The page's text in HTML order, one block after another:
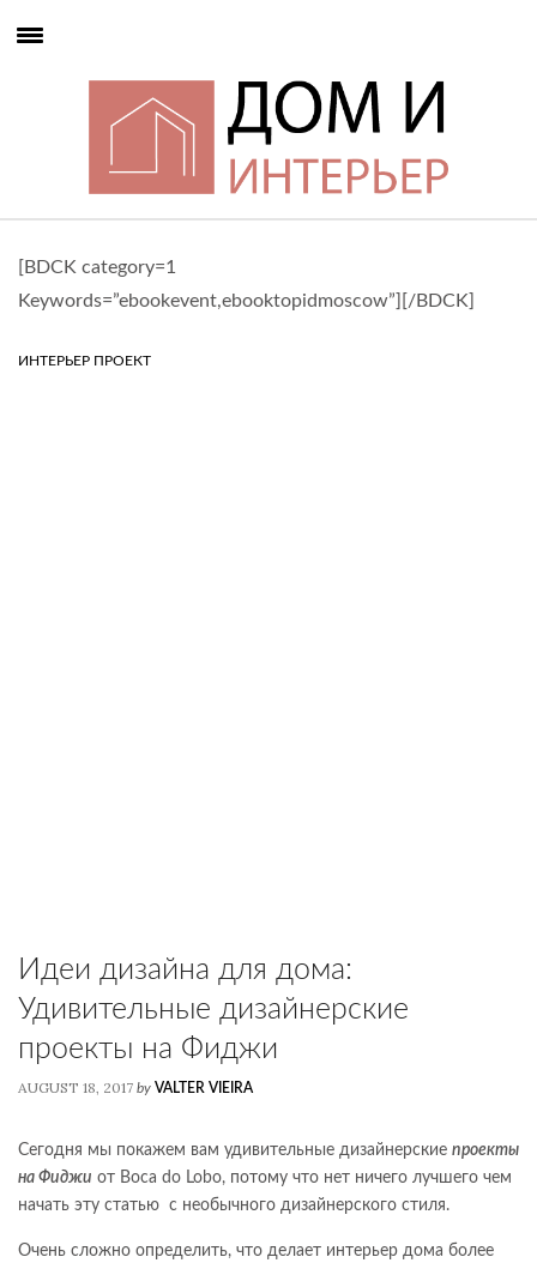
[BDCK category=1
Keywords=”ebookevent,ebooktopidmoscow”][/BDCK]
ИНТЕРЬЕР ПРОЕКТ
Идеи дизайна для дома:
Удивительные дизайнерские
проекты на Фиджи
AUGUST 18, 2017 by VALTER VIEIRA
Сегодня мы покажем вам удивительные дизайнерские проекты
на Фиджи от Boca do Lobo, потому что нет ничего лучшего чем
начать эту статью с необычного дизайнерского стиля.
Очень сложно определить, что делает интерьер дома более